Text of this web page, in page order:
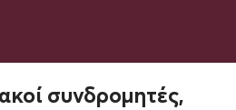
συνδρομητές,